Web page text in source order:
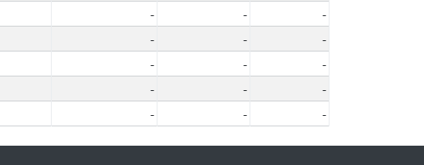
- -
-
- -
-
- -
-
- -
-
- - -